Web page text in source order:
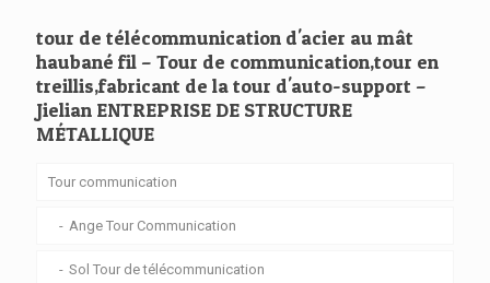
tour de télécommunication d'acier au mât
haubané fil – Tour de communication,tour en
treillis,fabricant de la tour d'auto-support –
Jielian ENTREPRISE DE STRUCTURE
MÉTALLIQUE
Tour communication
Ange Tour Communication
Sol Tour de télécommunication